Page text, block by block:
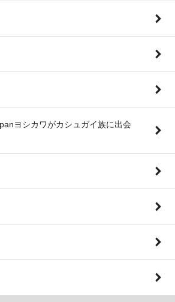
ヨシカワがカシュガイ族に出会